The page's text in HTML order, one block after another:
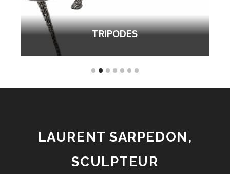
TRIPODES
LAURENT SARPEDON,
SCULPTEUR